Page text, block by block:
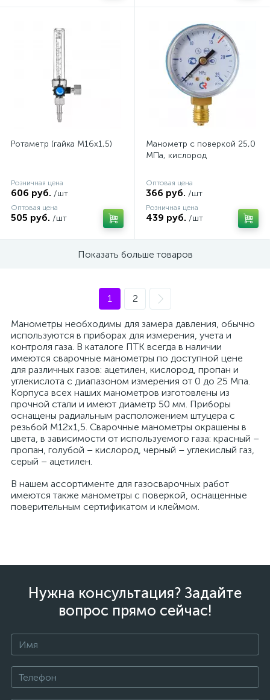
Ротаметр (гайка М16х1,5)
Розничная цена
606 руб. /шт
Оптовая цена
505 руб. /шт
Манометр с поверкой 25,0
МПа, кислород
Оптовая цена
366 руб. /шт
Розничная цена
439 руб. /шт
Показать больше товаров
1 2
Манометры необходимы для замера давления, обычно
используются в приборах для измерения, учета и
контроля газа. В каталоге ПТК всегда в наличии
имеются сварочные манометры по доступной цене
для различных газов: ацетилен, кислород, пропан и
углекислота с диапазоном измерения от 0 до 25 Мпа.
Корпуса всех наших манометров изготовлены из
прочной стали и имеют диаметр 50 мм. Приборы
оснащены радиальным расположением штуцера с
резьбой М12х1,5. Сварочные манометры окрашены в
цвета, в зависимости от используемого газа: красный –
пропан, голубой – кислород, черный – углекислый газ,
серый – ацетилен.
В нашем ассортименте для газосварочных работ
имеются также манометры с поверкой, оснащенные
поверительным сертификатом и клеймом.
Нужна консультация? Задайте
вопрос прямо сейчас!